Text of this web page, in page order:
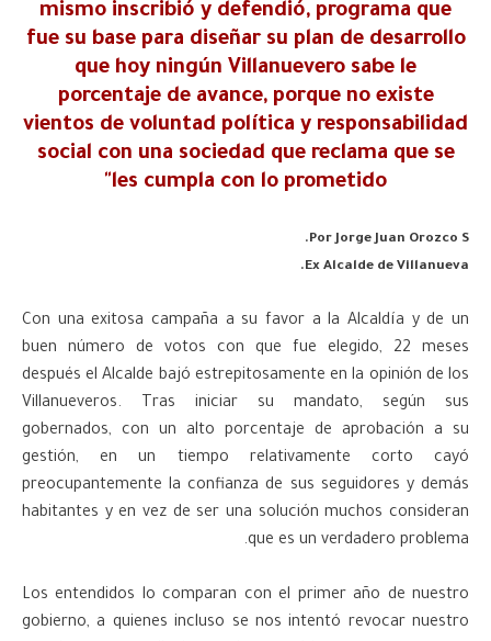
mismo inscribió y defendió, programa que
fue su base para diseñar su plan de desarrollo
que hoy ningún Villanuevero sabe le
porcentaje de avance, porque no existe
vientos de voluntad política y responsabilidad
social con una sociedad que reclama que se
les cumpla con lo prometido"
Por Jorge Juan Orozco S.
Ex Alcalde de Villanueva.
Con una exitosa campaña a su favor a la Alcaldía y de un
buen número de votos con que fue elegido, 22 meses
después el Alcalde bajó estrepitosamente en la opinión de los
Villanueveros. Tras iniciar su mandato, según sus
gobernados, con un alto porcentaje de aprobación a su
gestión, en un tiempo relativamente corto cayó
preocupantemente la confianza de sus seguidores y demás
habitantes y en vez de ser una solución muchos consideran
que es un verdadero problema.
Los entendidos lo comparan con el primer año de nuestro
gobierno, a quienes incluso se nos intentó revocar nuestro